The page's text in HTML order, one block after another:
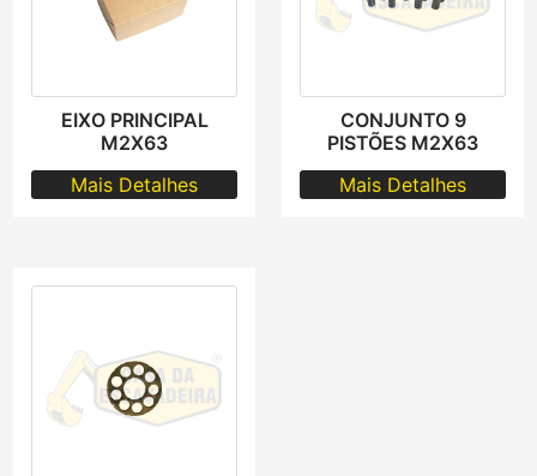
EIXO PRINCIPAL
M2X63
Mais Detalhes
CONJUNTO 9
PISTÕES M2X63
Mais Detalhes